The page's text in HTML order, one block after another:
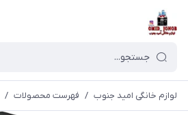
لوازم خانگی امید جنوب / فهرست محصولات /